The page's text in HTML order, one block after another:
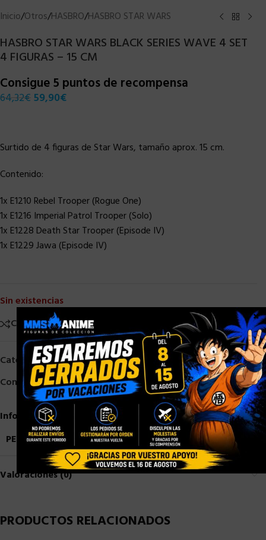
Inicio/Otros/HASBRO/HASBRO STAR WARS
HASBRO STAR WARS BLACK SERIES WAVE 4 SET
4 FIGURAS – 15 CM
Consigue 5 puntos de recompensa
64,32€ 59,90€
Surtido de 4 figuras de Star Wars, tamaño aprox. 15 cm.
Contenido:
1x E1210 Rebel Trooper (Rogue One)
1x E1216 Imperial Patrol Trooper (Solo)
1x E1228 Death Star Trooper (Episode IV)
1x E1229 Jawa (Episode IV)
Sin existencias
Comparar
Añadir a la lista de deseos
Categorías:HASBRO,HASBRO STAR WARS
Compartir:
Información adicional
PESO
1,5 kg
Valoraciones (0)
PRODUCTOS RELACIONADOS
×